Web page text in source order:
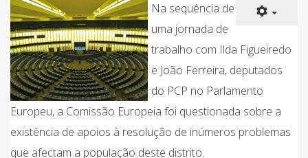
Na sequência de
uma jornada de
trabalho com Ilda Figueiredo
e João Ferreira, deputados
do PCP no Parlamento
Europeu, a Comissão Europeia foi questionada sobre a
existência de apoios à resolução de inúmeros problemas
que afectam a população deste distrito.